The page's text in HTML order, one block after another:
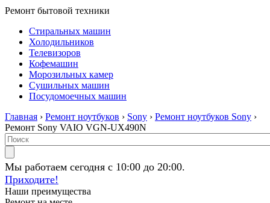
Ремонт бытовой техники
Стиральных машин
Холодильников
Телевизоров
Кофемашин
Морозильных камер
Сушильных машин
Посудомоечных машин
Главная › Ремонт ноутбуков › Sony › Ремонт ноутбуков Sony ›
Ремонт Sony VAIO VGN-UX490N
Мы работаем сегодня с 10:00 до 20:00.
Приходите!
Наши преимущества